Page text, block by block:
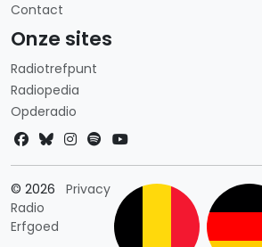
Contact
Onze sites
Radiotrefpunt
Radiopedia
Opderadio
© 2026
Radio
Erfgoed
PrivacyLandkeuze